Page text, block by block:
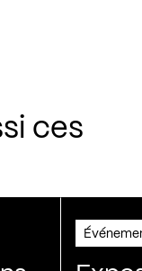
ces